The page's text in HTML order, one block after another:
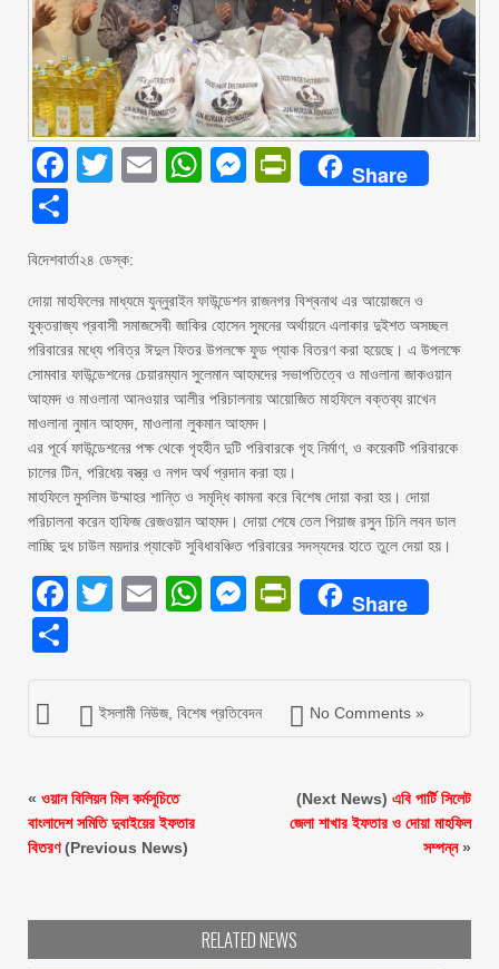
Facebook
Twitter
EmailWhatsApp
Messenger
PrintFriendly
Share
বিদেশবার্তা২৪ ডেস্ক:
দোয়া মাহফিলের মাধ্যমে যুন্নুরাইন ফাউন্ডেশন রাজনগর বিশ্বনাথ এর আয়োজনে ও
যুক্তরাজ্য প্রবাসী সমাজসেবী জাকির হোসেন সুমনের অর্থায়নে এলাকার দুইশত অসচ্ছল
পরিবারের মধ্যে পবিত্র ঈদুল ফিতর উপলক্ষে ফুড প্যাক বিতরণ করা হয়েছে। এ উপলক্ষে
সোমবার ফাউন্ডেশনের চেয়ারম্যান সুলেমান আহমদের সভাপতিত্বে ও মাওলানা জাকওয়ান
আহমদ ও মাওলানা আনওয়ার আলীর পরিচালনায় আয়োজিত মাহফিলে বক্তব্য রাখেন
মাওলানা নুমান আহমদ, মাওলানা লুকমান আহমদ।
এর পূর্বে ফাউন্ডেশনের পক্ষ থেকে গৃহহীন দুটি পরিবারকে গৃহ নির্মাণ, ও কয়েকটি পরিবারকে
চালের টিন, পরিধেয় বস্ত্র ও নগদ অর্থ প্রদান করা হয়।
মাহফিলে মুসলিম উম্মাহর শান্তি ও সমৃদ্ধি কামনা করে বিশেষ দোয়া করা হয়। দোয়া
পরিচালনা করেন হাফিজ রেজওয়ান আহমদ। দোয়া শেষে তেল পিয়াজ রসুন চিনি লবন ডাল
লাচ্ছি দুধ চাউল ময়দার প্যাকেট সুবিধাবঞ্চিত পরিবারের সদস্যদের হাতে তুলে দেয়া হয়।
Facebook
Twitter
EmailWhatsApp
Messenger
PrintFriendly
Share
ইসলামী নিউজ, বিশেষ প্রতিবেদন No Comments »
« ওয়ান বিলিয়ন মিল কর্মসূচিতে
বাংলাদেশ সমিতি দুবাইয়ের ইফতার
বিতরণ(Previous News)
(Next News) এবি পার্টি সিলেট
জেলা শাখার ইফতার ও দোয়া মাহফিল
সম্পন্ন»
RELATED NEWS